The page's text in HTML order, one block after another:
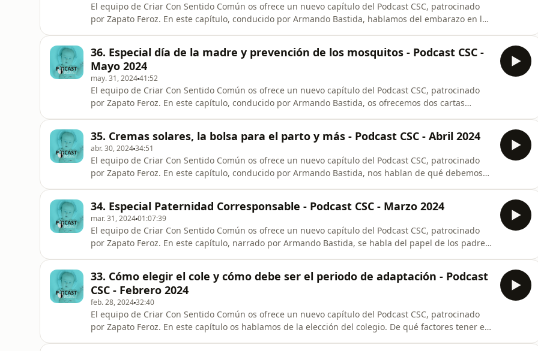
El equipo de Criar Con Sentido Común os ofrece un nuevo capítulo del Podcast CSC, patrocinado
por Zapato Feroz. En este capítulo, conducido por Armando Bastida, hablamos del embarazo en los
importancia de no dormir en
36. Especial día de la madre y prevención de los mosquitos - Podcast CSC -
Mayo 2024
may. 31, 202441:52
El equipo de Criar Con Sentido Común os ofrece un nuevo capítulo del Podcast CSC, patrocinado
por Zapato Feroz. En este capítulo, conducido por Armando Bastida, os ofrecemos dos cartas
¡Empezamos!
35. Cremas solares, la bolsa para el parto y más - Podcast CSC - Abril 2024
abr. 30, 202434:51
El equipo de Criar Con Sentido Común os ofrece un nuevo capítulo del Podcast CSC, patrocinado
por Zapato Feroz. En este capítulo, conducido por Armando Bastida, nos hablan de qué debemos
¡Empezamos!
34. Especial Paternidad Corresponsable - Podcast CSC - Marzo 2024
mar. 31, 202401:07:39
El equipo de Criar Con Sentido Común os ofrece un nuevo capítulo del Podcast CSC, patrocinado
por Zapato Feroz. En este capítulo, narrado por Armando Bastida, se habla del papel de los padres
¡Empezamos!
33. Cómo elegir el cole y cómo debe ser el periodo de adaptación - Podcast
CSC - Febrero 2024
feb. 28, 202432:40
El equipo de Criar Con Sentido Común os ofrece un nuevo capítulo del Podcast CSC, patrocinado
por Zapato Feroz. En este capítulo os hablamos de la elección del colegio. De qué factores tener en